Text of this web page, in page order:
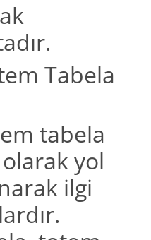
Tabela
tabela
yol
ilgi